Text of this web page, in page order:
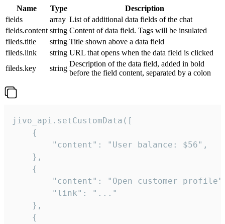
Name Type
Description
fields
array List of additional data fields of the chat
fields.content string Content of data field. Tags will be insulated
fileds.title
string Title shown above a data field
fileds.link
string URL that opens when the data field is clicked
fileds.key
string
Description of the data field, added in bold
before the field content, separated by a colon
jivo_api.setCustomData([
    {
        "content": "User balance: $56",
    },
    {
"content": "Open customer
        "link": "..."
    },
    {